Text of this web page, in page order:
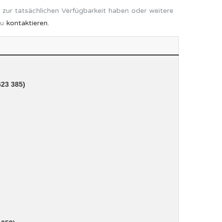
tatsächlichen Verfügbarkeit haben oder weitere
kontaktieren.
385)